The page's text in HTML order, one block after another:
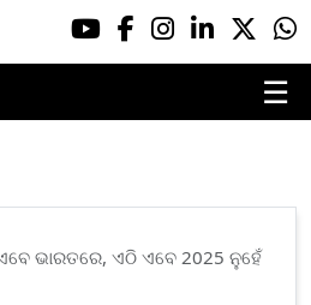
☰
ଭାରତରେ, ଏଠି ଏବେ 2025 ନୁହେଁ